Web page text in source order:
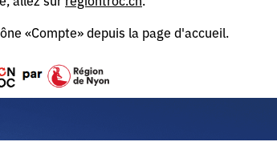
«Compte» depuis la page d'accueil.